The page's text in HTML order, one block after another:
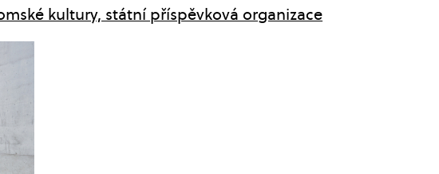
kultury, státní příspěvková organizace